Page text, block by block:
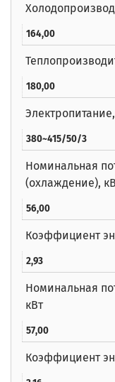
164,00
180,00
380~415/50/3
Номинальная
(охлаждение),
56,00
Коэффициент
2,93
Номинальная
кВт
57,00
Коэффициент